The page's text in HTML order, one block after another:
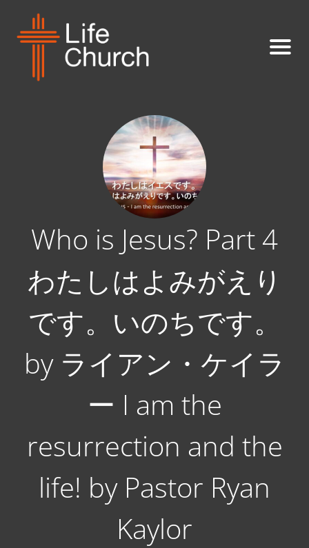
Who is Jesus? Part 4
わたしはよみがえり
です。いのちです。
by ライアン・ケイラ
ー I am the
resurrection and the
life! by Pastor Ryan
Kaylor